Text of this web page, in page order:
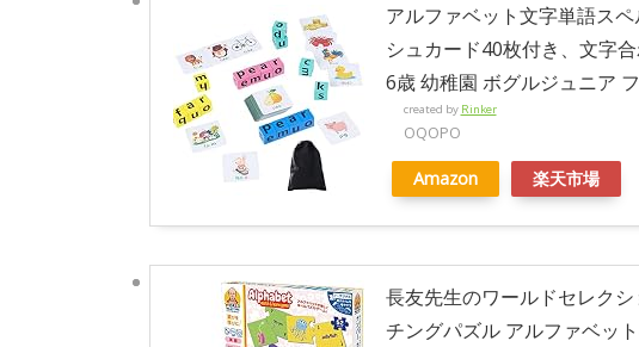
アルファベット文字単語ス
シュカード40枚付き、文字
6歳 幼稚園 ボグルジュニア
created by Rinker
OQOPO
Amazon 楽天市場
長友先生のワールドセレク
チングパズル アルファベッ